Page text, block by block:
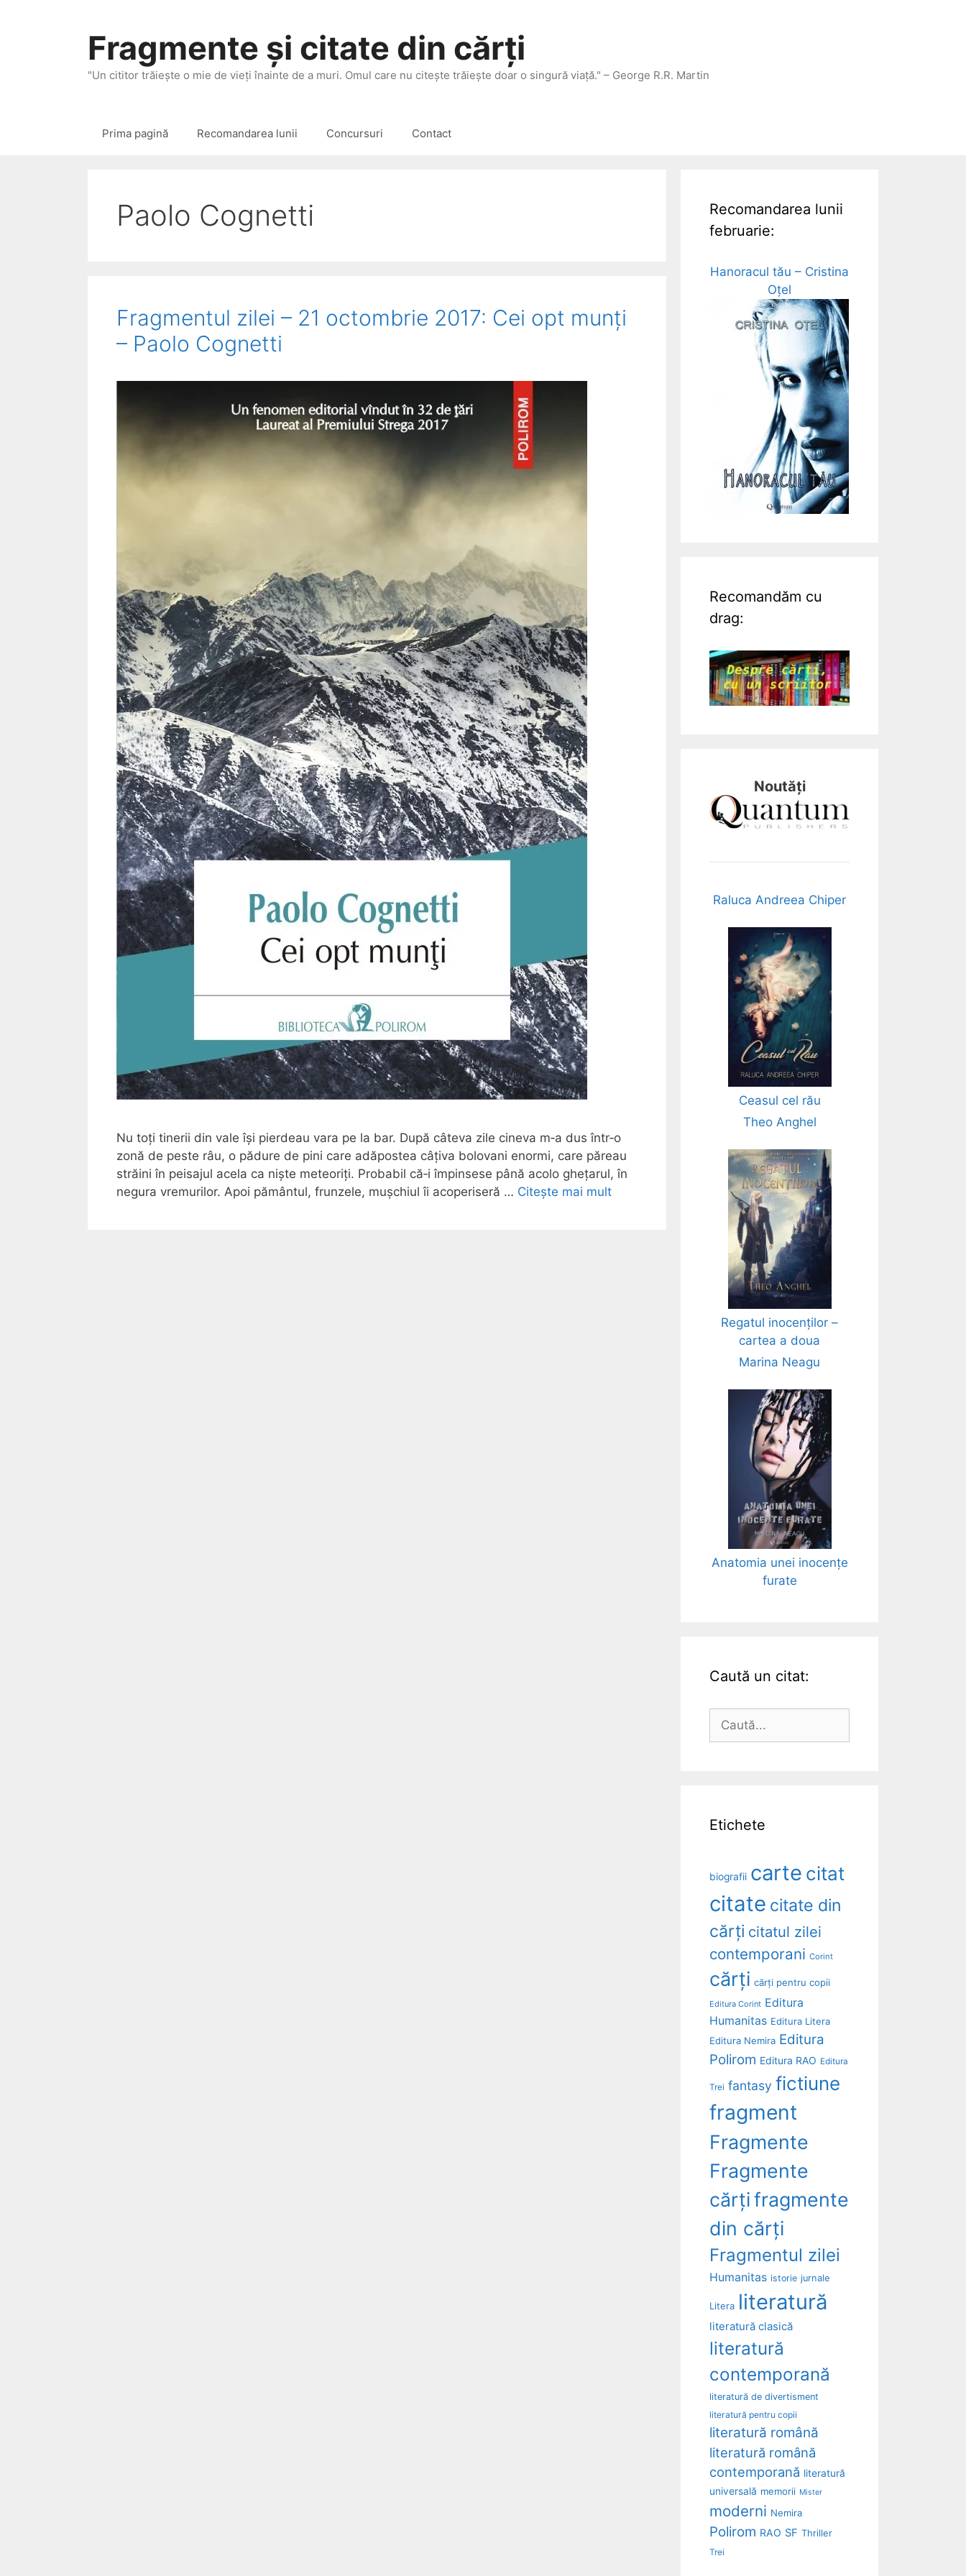
Fragmente și citate din cărți
"Un cititor trăieşte o mie de vieţi înainte de a muri. Omul care nu citeşte trăieşte doar o singură viaţă." – George R.R. Martin
Prima pagină Recomandarea lunii Concursuri Contact
Paolo Cognetti
Fragmentul zilei – 21 octombrie 2017: Cei opt munți
– Paolo Cognetti
Nu toți tinerii din vale își pierdeau vara pe la bar. După câteva zile cineva m‑a dus într‑o
zonă de peste râu, o pădure de pini care adăpostea câțiva bolovani enormi, care păreau
străini în peisajul acela ca niște meteoriți. Probabil că‑i împinsese până acolo ghețarul, în
negura vremurilor. Apoi pământul, frunzele, mușchiul îi acoperiseră … Citește mai mult
Recomandarea lunii
februarie:
Hanoracul tău – Cristina
Oțel
Recomandăm cu
drag:
Noutăți
Raluca Andreea Chiper
Ceasul cel rău
Theo Anghel
Regatul inocenților –
cartea a doua
Marina Neagu
Anatomia unei inocențe
furate
Caută un citat:
Caută
Etichete
biografii carte citat
citate citate din
cărți citatul zilei
contemporani Corint
cărți cărți pentru copii
Editura Corint Editura
Humanitas Editura Litera
Editura Nemira Editura
Polirom Editura RAO Editura
Trei fantasy fictiune
fragment
Fragmente
Fragmente
cărțifragmente
din cărți
Fragmentul zilei
Humanitas istorie jurnale
Litera literatură
literatură clasică
literatură
contemporană
literatură de divertisment
literatură pentru copii
literatură română
literatură română
contemporană literatură
universală memorii Mister
moderni Nemira
Polirom RAO SF Thriller
Trei